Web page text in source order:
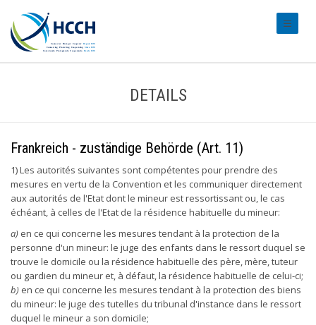
DETAILS
Frankreich - zuständige Behörde (Art. 11)
1) Les autorités suivantes sont compétentes pour prendre des
mesures en vertu de la Convention et les communiquer directement
aux autorités de l'Etat dont le mineur est ressortissant ou, le cas
échéant, à celles de l'Etat de la résidence habituelle du mineur:
a) en ce qui concerne les mesures tendant à la protection de la
personne d'un mineur: le juge des enfants dans le ressort duquel se
trouve le domicile ou la résidence habituelle des père, mère, tuteur
ou gardien du mineur et, à défaut, la résidence habituelle de celui-ci;
b) en ce qui concerne les mesures tendant à la protection des biens
du mineur: le juge des tutelles du tribunal d'instance dans le ressort
duquel le mineur a son domicile;